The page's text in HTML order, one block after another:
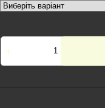
Ватяний
матрац